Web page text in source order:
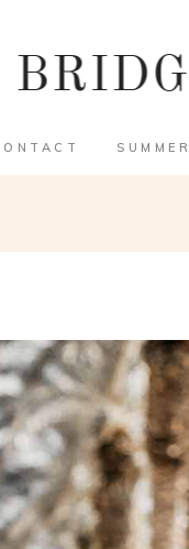
SUMMER